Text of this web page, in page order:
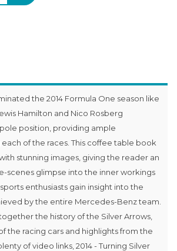
the 2014 Formula One season like
Hamilton and Nico Rosberg
position, providing ample
of the races. This coffee table book
stunning images, giving the reader an
scenes glimpse into the inner workings
enthusiasts gain insight into the
by the entire Mercedes-Benz team.
the history of the Silver Arrows,
the racing cars and highlights from the
of video links, 2014 - Turning Silver